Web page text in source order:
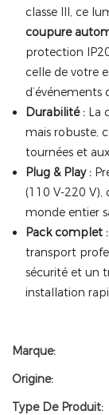
classe III, ce
coupure
protection
celle de votre
d’événements
Durabilité :La
mais robuste,
tournées et
Plug & Play :
(110 V-220 V),
monde entier
Pack complet :
transport
sécurité et un
installation
Marque:
Origine:
Type De Produit: